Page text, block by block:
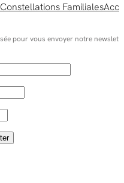
Constellations Familiales
pour vous envoyer notre